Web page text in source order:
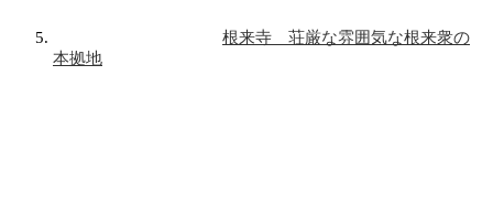
根来寺 荘厳な雰囲気な根来衆の
本拠地